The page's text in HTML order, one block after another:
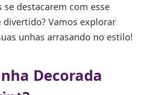
se destacarem com esse
divertido? Vamos explorar
unhas arrasando no estilo!
Decorada